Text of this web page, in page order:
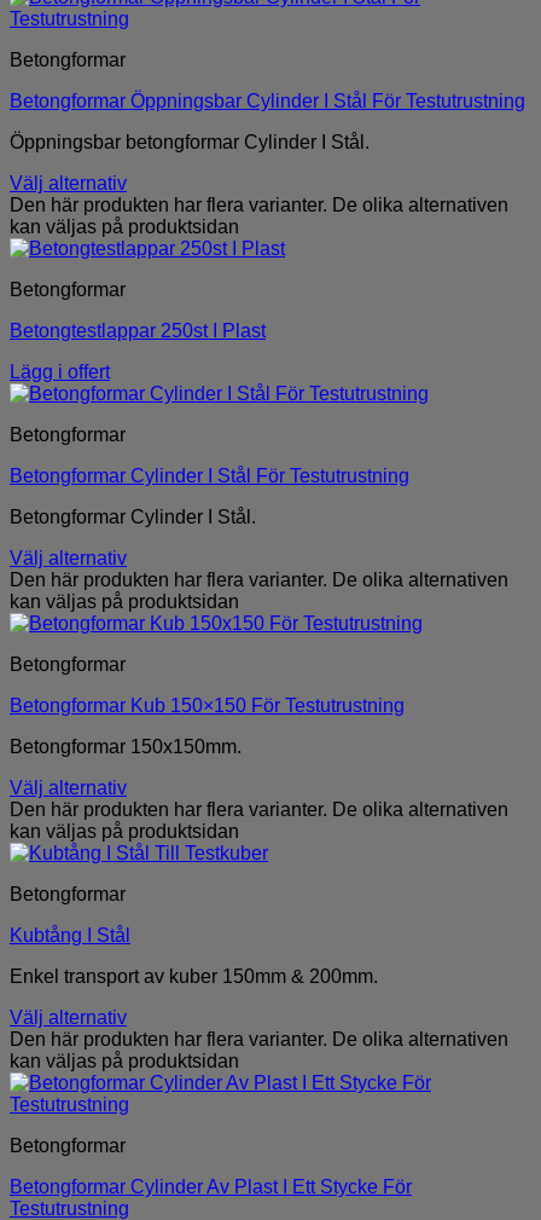
Betongformar
Betongformar Öppningsbar Cylinder I Stål För Testutrustning
Öppningsbar betongformar Cylinder I Stål.
Välj alternativ
Den här produkten har flera varianter. De olika alternativen
kan väljas på produktsidan
Betongformar
Betongtestlappar 250st I Plast
Lägg i offert
Betongformar
Betongformar Cylinder I Stål För Testutrustning
Betongformar Cylinder I Stål.
Välj alternativ
Den här produkten har flera varianter. De olika alternativen
kan väljas på produktsidan
Betongformar
Betongformar Kub 150×150 För Testutrustning
Betongformar 150x150mm.
Välj alternativ
Den här produkten har flera varianter. De olika alternativen
kan väljas på produktsidan
Betongformar
Kubtång I Stål
Enkel transport av kuber 150mm & 200mm.
Välj alternativ
Den här produkten har flera varianter. De olika alternativen
kan väljas på produktsidan
Betongformar
Betongformar Cylinder Av Plast I Ett Stycke För
Testutrustning